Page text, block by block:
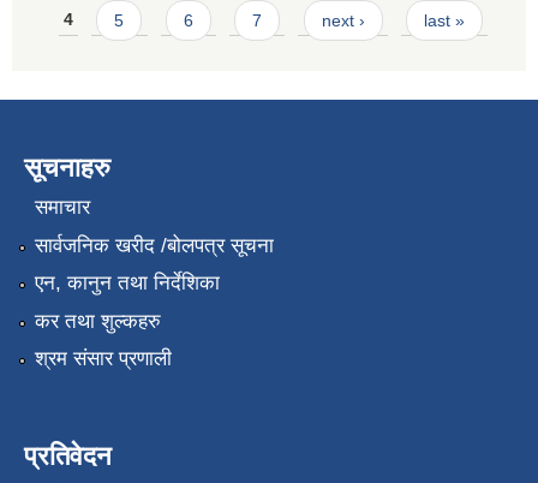
4 5 6 7 next › last »
सूचनाहरु
समाचार
सार्वजनिक खरीद /बोलपत्र सूचना
एन, कानुन तथा निर्देशिका
कर तथा शुल्कहरु
श्रम संसार प्रणाली
प्रतिवेदन